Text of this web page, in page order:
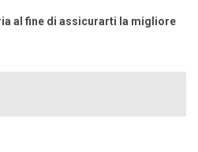
al fine di assicurarti la migliore